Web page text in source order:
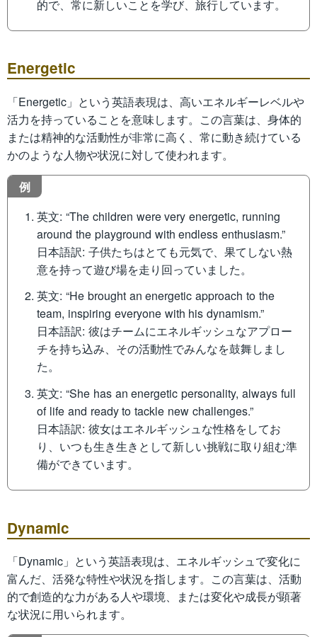
的で、常に新しいことを学び、旅行しています。
Energetic
「Energetic」という英語表現は、高いエネルギーレベルや
活力を持っていることを意味します。この言葉は、身体的
または精神的な活動性が非常に高く、常に動き続けている
かのような人物や状況に対して使われます。
例
英文: “The children were very energetic, running
around the playground with endless enthusiasm.”
日本語訳: 子供たちはとても元気で、果てしない熱
意を持って遊び場を走り回っていました。
英文: “He brought an energetic approach to the
team, inspiring everyone with his dynamism.”
日本語訳: 彼はチームにエネルギッシュなアプロー
チを持ち込み、その活動性でみんなを鼓舞しまし
た。
英文: “She has an energetic personality, always full
of life and ready to tackle new challenges.”
日本語訳: 彼女はエネルギッシュな性格をしてお
り、いつも生き生きとして新しい挑戦に取り組む準
備ができています。
Dynamic
「Dynamic」という英語表現は、エネルギッシュで変化に
富んだ、活発な特性や状況を指します。この言葉は、活動
的で創造的な力がある人や環境、または変化や成長が顕著
な状況に用いられます。